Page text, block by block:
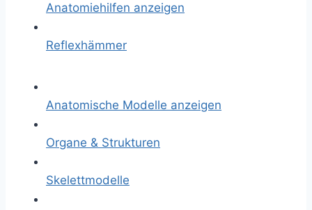
Anatomiehilfen anzeigen
Reflexhämmer
Anatomische Modelle anzeigen
Organe & Strukturen
Skelettmodelle